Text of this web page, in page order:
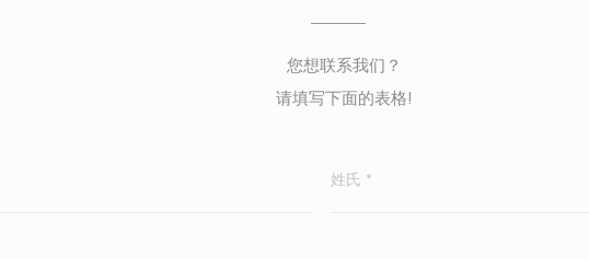
您想联系我们？
请填写下面的表格!